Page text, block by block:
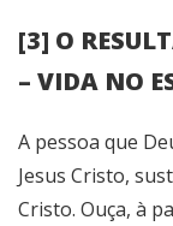
[3] O
– VIDA NO
A pessoa que
Jesus Cristo,
Cristo. Ouça, à